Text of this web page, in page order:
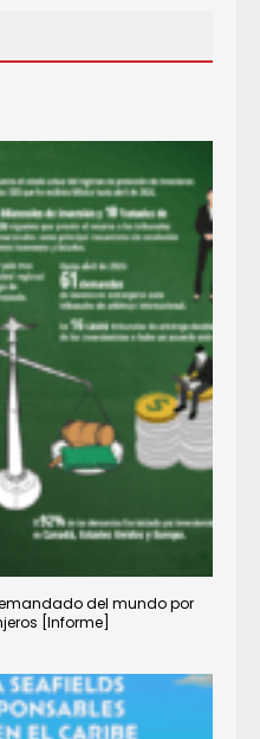
del mundo por
[Informe]